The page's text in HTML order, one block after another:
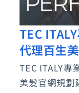
TEC
代理百生
TEC ITALY專
美髮官網規劃
TEC
ITALY
專
業